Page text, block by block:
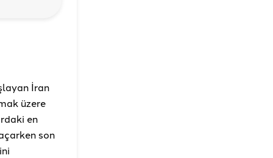
İran
üzere
en
son